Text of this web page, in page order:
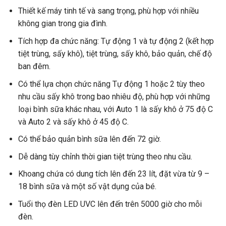
Thiết kế máy tinh tế và sang trọng, phù hợp với nhiều
không gian trong gia đình.
Tích hợp đa chức năng: Tự động 1 và tự động 2 (kết hợp
tiệt trùng, sấy khô), tiệt trùng, sấy khô, bảo quản, chế độ
ban đêm.
Có thể lựa chọn chức năng Tự động 1 hoặc 2 tùy theo
nhu cầu sấy khô trong bao nhiêu độ, phù hợp với những
loại bình sữa khác nhau, với Auto 1 là sấy khô ở 75 độ C
và Auto 2 và sấy khô ở 45 độ C.
Có thể bảo quản bình sữa lên đến 72 giờ.
Dễ dàng tùy chỉnh thời gian tiệt trùng theo nhu cầu.
Khoang chứa có dung tích lên đến 23 lít, đặt vừa từ 9 –
18 bình sữa và một số vật dụng của bé.
Tuổi thọ đèn LED UVC lên đến trên 5000 giờ cho mỗi
đèn.